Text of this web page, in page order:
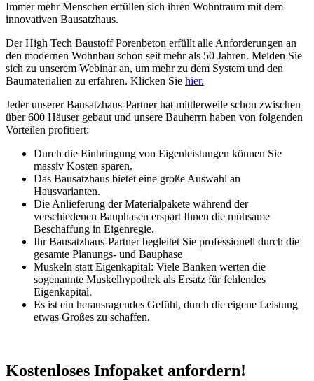
Immer mehr Menschen erfüllen sich ihren Wohntraum mit dem
innovativen Bausatzhaus.
Der High Tech Baustoff Porenbeton erfüllt alle Anforderungen an
den modernen Wohnbau schon seit mehr als 50 Jahren. Melden Sie
sich zu unserem Webinar an, um mehr zu dem System und den
Baumaterialien zu erfahren. Klicken Sie hier.
Jeder unserer Bausatzhaus-Partner hat mittlerweile schon zwischen
über 600 Häuser gebaut und unsere Bauherrn haben von folgenden
Vorteilen profitiert:
Durch die Einbringung von Eigenleistungen können Sie
massiv Kosten sparen.
Das Bausatzhaus bietet eine große Auswahl an
Hausvarianten.
Die Anlieferung der Materialpakete während der
verschiedenen Bauphasen erspart Ihnen die mühsame
Beschaffung in Eigenregie.
Ihr Bausatzhaus-Partner begleitet Sie professionell durch die
gesamte Planungs- und Bauphase
Muskeln statt Eigenkapital: Viele Banken werten die
sogenannte Muskelhypothek als Ersatz für fehlendes
Eigenkapital.
Es ist ein herausragendes Gefühl, durch die eigene Leistung
etwas Großes zu schaffen.
Kostenloses Infopaket anfordern!